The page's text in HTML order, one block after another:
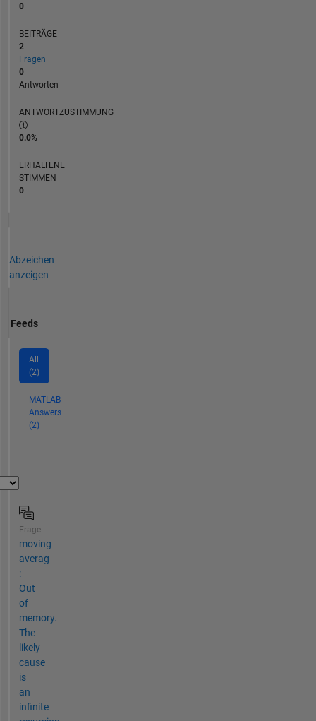
0
BEITRÄGE
2
Fragen
0
Antworten
ANTWORTZUSTIMMUNG
0.0%
ERHALTENE
STIMMEN
0
Abzeichen
anzeigen
Feeds
All
(2)
MATLAB
Answers
(2)
Frage
moving
averag
:
Out
of
memory.
The
likely
cause
is
an
infinite